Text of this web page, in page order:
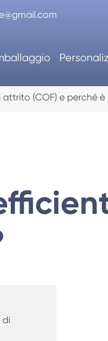
(COF) e perché
di